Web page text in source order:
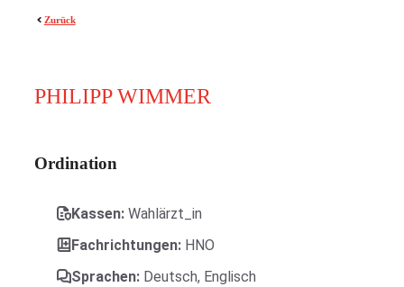
Zurück
PHILIPP WIMMER
Ordination
Kassen: Wahlärzt_in
Fachrichtungen: HNO
Sprachen: Deutsch, Englisch